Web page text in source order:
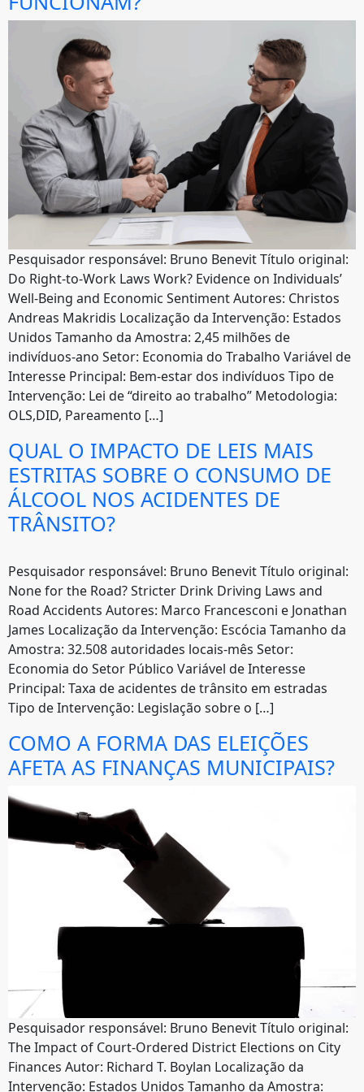
Pesquisador responsável: Bruno Benevit Título original:
Do Right-to-Work Laws Work? Evidence on Individuals’
Well-Being and Economic Sentiment Autores: Christos
Andreas Makridis Localização da Intervenção: Estados
Unidos Tamanho da Amostra: 2,45 milhões de
indivíduos-ano Setor: Economia do Trabalho Variável de
Interesse Principal: Bem-estar dos indivíduos Tipo de
Intervenção: Lei de “direito ao trabalho” Metodologia:
OLS,DID, Pareamento […]
QUAL O IMPACTO DE LEIS MAIS
ESTRITAS SOBRE O CONSUMO DE
ÁLCOOL NOS ACIDENTES DE
TRÂNSITO?
Pesquisador responsável: Bruno Benevit Título original:
None for the Road? Stricter Drink Driving Laws and
Road Accidents Autores: Marco Francesconi e Jonathan
James Localização da Intervenção: Escócia Tamanho da
Amostra: 32.508 autoridades locais-mês Setor:
Economia do Setor Público Variável de Interesse
Principal: Taxa de acidentes de trânsito em estradas
Tipo de Intervenção: Legislação sobre o […]
COMO A FORMA DAS ELEIÇÕES
AFETA AS FINANÇAS MUNICIPAIS?
Pesquisador responsável: Bruno Benevit Título original:
The Impact of Court-Ordered District Elections on City
Finances Autor: Richard T. Boylan Localização da
Intervenção: Estados Unidos Tamanho da Amostra: